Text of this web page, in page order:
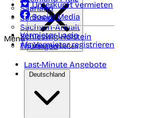
Saarland
Sachsen
Sachsen-Anhalt
Schleswig-Holstein
Thüringen
Unterkunft vermieten
Social Media
Vermieter-Login
Als Vermieter registrieren
Menü
Menü schließen
Last-Minute Angebote
Deutschland